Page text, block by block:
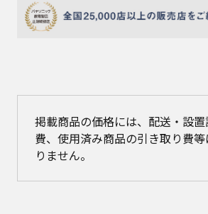
掲載商品の価格には、配送・設
費、使用済み商品の引き取り費
りません。